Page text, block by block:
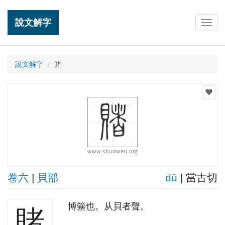
說文解字
說文解字 賭
卷六 | 貝部 dǔ | 當古切
博簺也。从貝者聲。